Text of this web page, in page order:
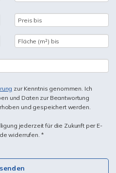
zur Kenntnis genommen. Ich
und Daten zur Beantwortung
und gespeichert werden.
jederzeit für die Zukunft per E-
widerrufen. *